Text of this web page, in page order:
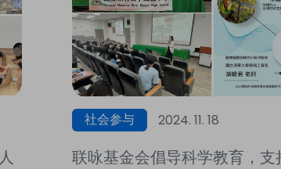
社会参与 2024. 11. 18
联咏基金会倡导科学教育，支